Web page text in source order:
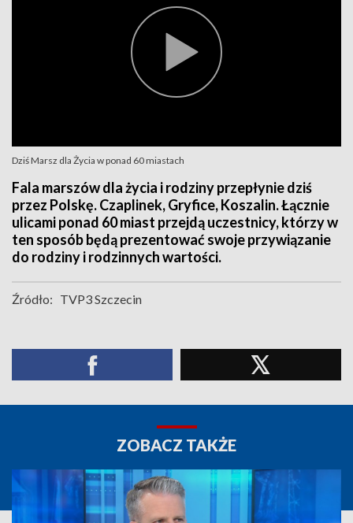
Dziś Marsz dla Życia w ponad 60 miastach
Fala marszów dla życia i rodziny przepłynie dziś
przez Polskę. Czaplinek, Gryfice, Koszalin. Łącznie
ulicami ponad 60 miast przejdą uczestnicy, którzy w
ten sposób będą prezentować swoje przywiązanie
do rodziny i rodzinnych wartości.
Źródło: TVP3 Szczecin
ZOBACZ TAKŻE